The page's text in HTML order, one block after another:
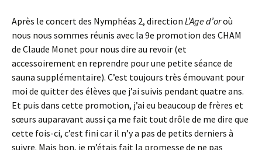
Après le concert des Nymphéas 2, direction L’Age d’oroù
nous nous sommes réunis avec la 9e promotion des CHAM
de Claude Monet pour nous dire au revoir (et
accessoirement en reprendre pour une petite séance de
sauna supplémentaire). C’est toujours très émouvant pour
moi de quitter des élèves que j’ai suivis pendant quatre ans.
Et puis dans cette promotion, j’ai eu beaucoup de frères et
sœurs auparavant aussi ça me fait tout drôle de me dire que
cette fois-ci, c’est fini car il n’y a pas de petits derniers à
suivre. Mais bon, je m’étais fait la promesse de ne pas